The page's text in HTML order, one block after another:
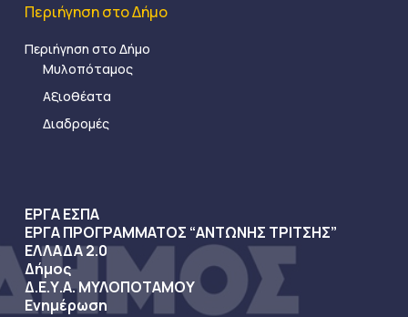
Περιήγηση στο Δήμο
Περιήγηση στο Δήμο
Μυλοπόταμος
Αξιοθέατα
Διαδρομές
ΕΡΓΑ ΕΣΠΑ
ΕΡΓΑ ΠΡΟΓΡΑΜΜΑΤΟΣ “ΑΝΤΩΝΗΣ ΤΡΙΤΣΗΣ”
ΕΛΛΑΔΑ 2.0
Δήμος
Δ.Ε.Υ.Α. ΜΥΛΟΠΟΤΑΜΟΥ
Ενημέρωση